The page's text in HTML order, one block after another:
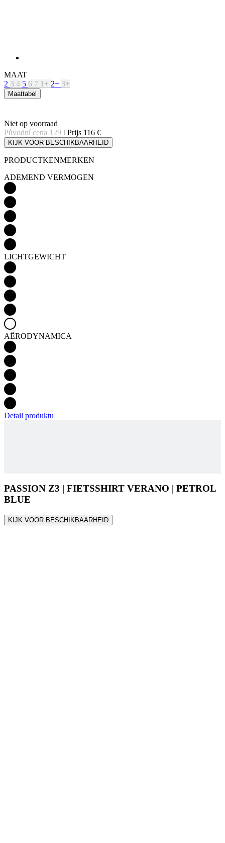
MAAT
2 3 4 5 6 7 1+ 2+ 3+
Maattabel
Niet op voorraad
Prijs 116 €
Původní cena129 €
KIJK VOOR BESCHIKBAARHEID
PRODUCTKENMERKEN
ADEMEND VERMOGEN
LICHTGEWICHT
AËRODYNAMICA
Detail produktu
PASSION Z3 | FIETSSHIRT VERANO | PETROL
BLUE
KIJK VOOR BESCHIKBAARHEID